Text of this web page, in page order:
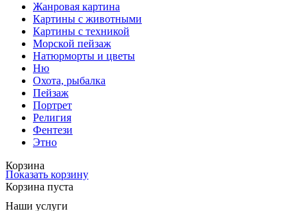
Жанровая картина
Картины с животными
Картины с техникой
Морской пейзаж
Натюрморты и цветы
Ню
Охота, рыбалка
Пейзаж
Портрет
Религия
Фентези
Этно
Корзина
Показать корзину
Корзина пуста
Наши услуги